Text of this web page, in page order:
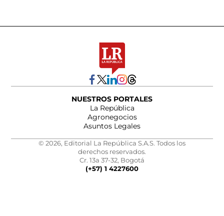
NUESTROS PORTALES
La República
Agronegocios
Asuntos Legales
© 2026, Editorial La República S.A.S. Todos los
derechos reservados.
Cr. 13a 37-32, Bogotá
(+57) 1 4227600